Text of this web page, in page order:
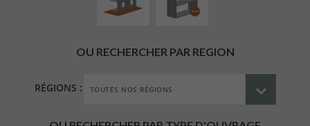
OU RECHERCHER PAR REGION
RÉGIONS :